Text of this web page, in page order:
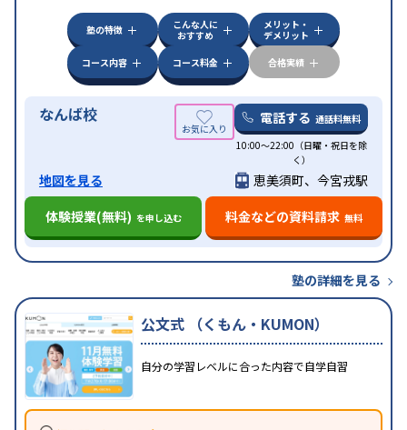
特徴
授業の振替可能オンライン対応1科目から受講可能
季節講習のみの受講可
塾の特徴
こんな人に
おすすめ
メリット・
デメリット
コース内容
コース料金 合格実績
なんば校 電話する 通話料無料
10:00～22:00（日曜・祝日を除
く）
地図を見る
恵美須町、今宮戎駅
体験授業(無料) を申し込む 料金などの資料請求 無料
塾の詳細を見る
公文式 （くもん・KUMON）
自分の学習レベルに合った内容で自学自習